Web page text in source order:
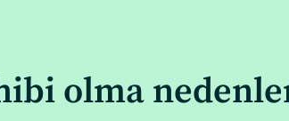
olma